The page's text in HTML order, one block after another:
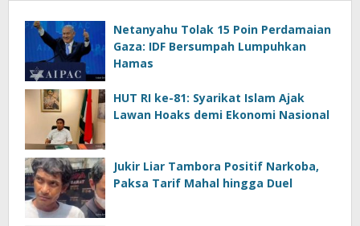
Netanyahu Tolak 15 Poin Perdamaian
Gaza: IDF Bersumpah Lumpuhkan
Hamas
HUT RI ke-81: Syarikat Islam Ajak
Lawan Hoaks demi Ekonomi Nasional
Jukir Liar Tambora Positif Narkoba,
Paksa Tarif Mahal hingga Duel